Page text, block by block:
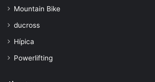
Mountain Bike
ducross
Hípica
Powerlifting